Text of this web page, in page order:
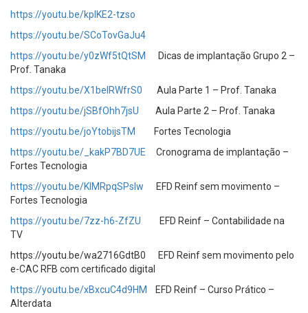
https://youtu.be/kpIKE2-tzso
https://youtu.be/SCoTovGaJu4
https://youtu.be/y0zWf5tQtSM
Dicas de implantação Grupo 2 –
Prof. Tanaka
https://youtu.be/X1beIRWfrS0
Aula Parte 1 – Prof. Tanaka
https://youtu.be/jSBfOhh7jsU Aula Parte 2 – Prof. Tanaka
https://youtu.be/joYtobijsTM
Fortes Tecnologia
https://youtu.be/_kakP7BD7UE Cronograma de implantação –
Fortes Tecnologia
https://youtu.be/KlMRpqSPslw EFD Reinf sem movimento –
Fortes Tecnologia
https://youtu.be/7zz-h6-ZfZU EFD Reinf – Contabilidade na
TV
https://youtu.be/wa2716GdtB0 EFD Reinf sem movimento pelo
e-CAC RFB com certificado digital
https://youtu.be/xBxcuC4d9HM
EFD Reinf – Curso Prático –
Alterdata